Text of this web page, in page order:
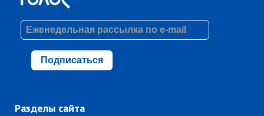
Подписаться
Разделы сайта